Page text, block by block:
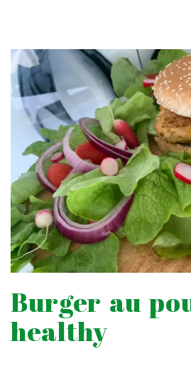
Burger au
healthy